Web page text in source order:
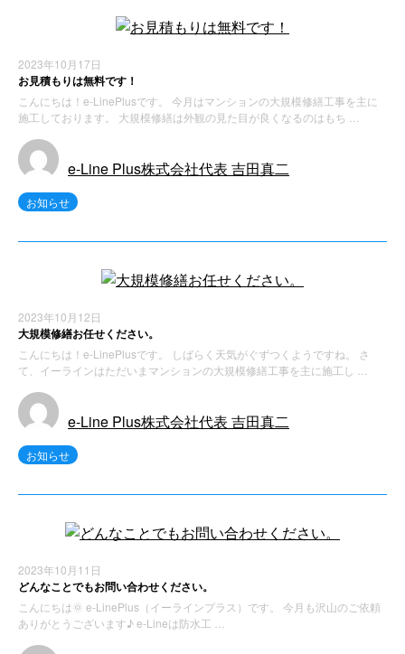
2023年10月17日
お見積もりは無料です！
こんにちは！e-LinePlusです。 今月はマンションの大規模修繕工事を主に
施工しております。 大規模修繕は外観の見た目が良くなるのはもち …
e-Line Plus株式会社代表 吉田真二
お知らせ
2023年10月12日
大規模修繕お任せください。
こんにちは！e-LinePlusです。 しばらく天気がぐずつくようですね。 さ
て、イーラインはただいまマンションの大規模修繕工事を主に施工し …
e-Line Plus株式会社代表 吉田真二
お知らせ
2023年10月11日
どんなことでもお問い合わせください。
こんにちは🌞 e-LinePlus（イーラインプラス）です。 今月も沢山のご依頼
ありがとうございます♪ e-Lineは防水工 …